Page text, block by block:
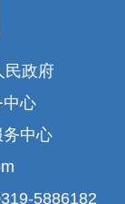
民政府
中心
中心
5886182